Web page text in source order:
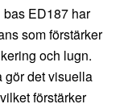
ED187 har
som förstärker
och lugn.
gör det visuella
förstärker